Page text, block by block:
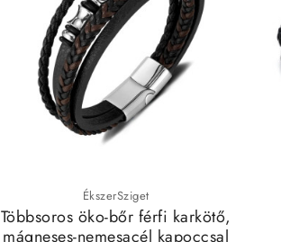
ÉkszerSziget
Többsoros öko-bőr férfi karkötő,
mágneses-nemesacél kapoccsal